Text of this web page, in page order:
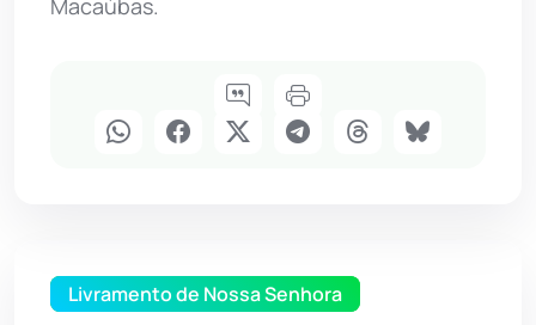
Macaúbas.
Livramento de Nossa Senhora